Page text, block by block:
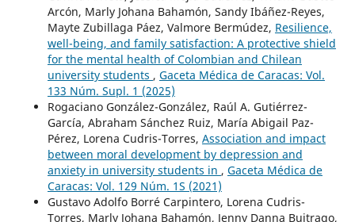
Arcón, Marly Johana Bahamón, Sandy Ibáñez-Reyes,
Mayte Zubillaga Páez, Valmore Bermúdez, Resilience,
well-being, and family satisfaction: A protective shield
for the mental health of Colombian and Chilean
university students , Gaceta Médica de Caracas: Vol.
133 Núm. Supl. 1 (2025)
Rogaciano González-González, Raúl A. Gutiérrez-
García, Abraham Sánchez Ruiz, María Abigail Paz-
Pérez, Lorena Cudris-Torres, Association and impact
between moral development by depression and
anxiety in university students in , Gaceta Médica de
Caracas: Vol. 129 Núm. 1S (2021)
Gustavo Adolfo Borré Carpintero, Lorena Cudris-
Torres, Marly Johana Bahamón, Jenny Danna Buitrago,